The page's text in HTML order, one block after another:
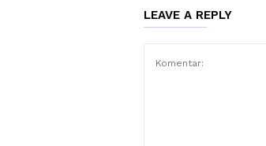
LEAVE A REPLY